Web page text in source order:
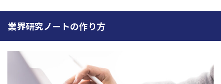
業界研究ノートの作り方